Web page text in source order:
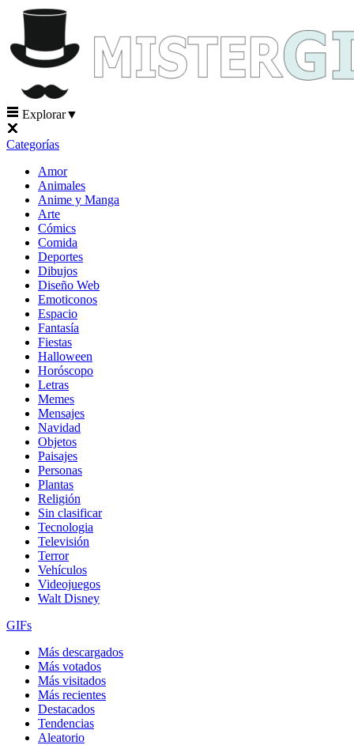
Explorar▼
Categorías
Amor
Animales
Anime y Manga
Arte
Cómics
Comida
Deportes
Dibujos
Diseño Web
Emoticonos
Espacio
Fantasía
Fiestas
Halloween
Horóscopo
Letras
Memes
Mensajes
Navidad
Objetos
Paisajes
Personas
Plantas
Religión
Sin clasificar
Tecnologia
Televisión
Terror
Vehículos
Videojuegos
Walt Disney
GIFs
Más descargados
Más votados
Más visitados
Más recientes
Destacados
Tendencias
Aleatorio